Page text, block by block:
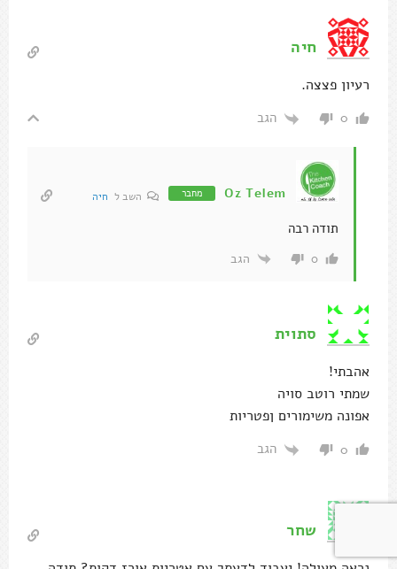
חיה
רעיון פצצה.
0 הגב
Oz Telem מחבר השב ל חיה
תודה רבה
0 הגב
סתוית
אהבתי!
שמתי רוטב סויה
אפונה משימורים ןפטריות
0 הגב
שחר